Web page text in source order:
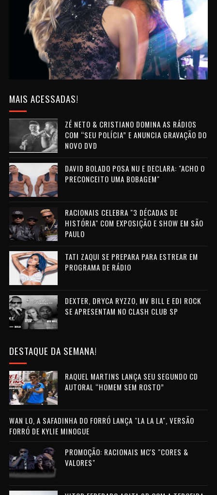
MAIS ACESSADAS!
ZÉ NETO & CRISTIANO DOMINA AS RÁDIOS
COM “SEU POLÍCIA” E ANUNCIA GRAVAÇÃO DO
NOVO DVD
DAVID BOLADO POSA NU E DECLARA: "ACHO O
PRECONCEITO UMA BOBAGEM"
RACIONAIS CELEBRA "3 DÉCADAS DE
HISTÓRIA" COM EXPOSIÇÃO E SHOW EM SÃO
PAULO
TATI ZAQUI SE PREPARA PARA ESTREAR EM
PROGRAMA DE RÁDIO
DEXTER, DRYCA RYZZO, MV BILL E EDI ROCK
SE APRESENTAM NO CLASH CLUB SP
DESTAQUE DA SEMANA!
RAQUEL MARTINS LANÇA SEU SEGUNDO CD
AUTORAL “HOMEM SEM ROSTO”
WAN LO, A SAFADINHA DO FORRÓ LANÇA "LA LA LA", VERSÃO
FORRÓ DE KYLIE MINOGUE
PROMOÇÃO: RACIONAIS MC'S "CORES &
VALORES"